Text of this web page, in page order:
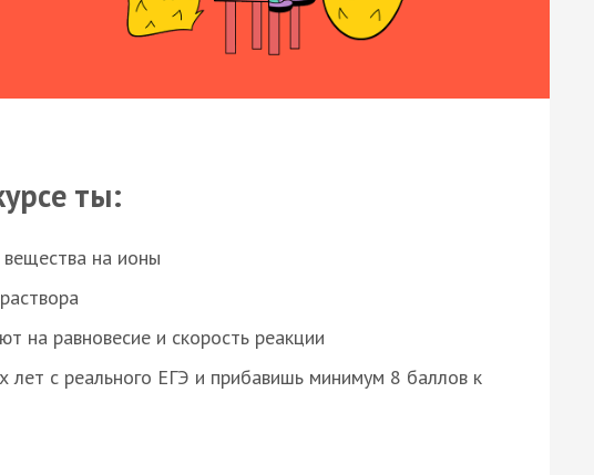
ты:
на ионы
на равновесие и скорость реакции
с реального ЕГЭ и прибавишь минимум 8 баллов к